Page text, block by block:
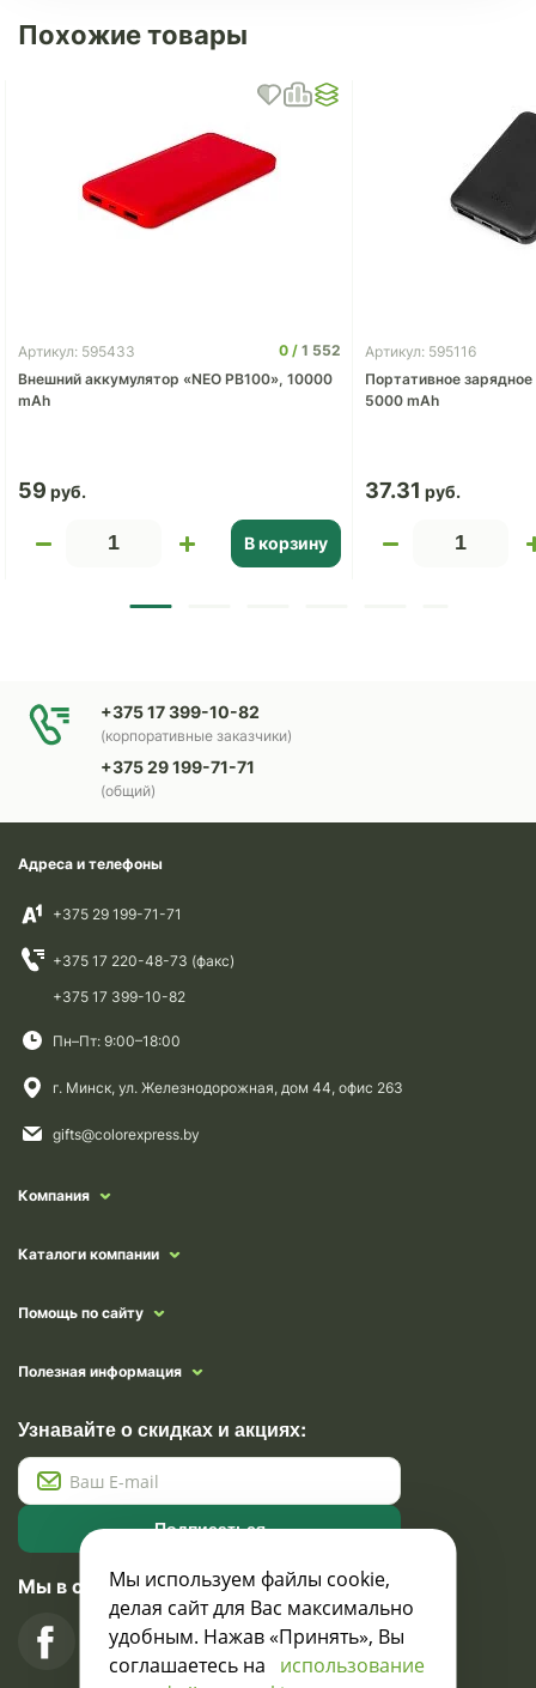
Похожие товары
Артикул: 595433 0
1 552
Внешний аккумулятор «NEO PB100», 10000
mAh
59
В корзину
Артикул: 595116
Портативное
5000 mAh
37.31
+375 17 399-10-82
(корпоративные заказчики)
+375 29 199-71-71
(общий)
Адреса и телефоны
+375 29 199-71-71
+375 17 220-48-73 (факс)
+375 17 399-10-82
Пн–Пт: 9:00–18:00
г. Минск, ул. Железнодорожная, дом 44, офис 263
gifts@colorexpress.by
Компания
Каталоги компании
Помощь по сайту
Полезная информация
Узнавайте о скидках и акциях:
Подписаться
Мы в социальных сетях
Мы используем файлы cookie,
делая сайт для Вас максимально
удобным. Нажав «Принять», Вы
соглашаетесь на использование